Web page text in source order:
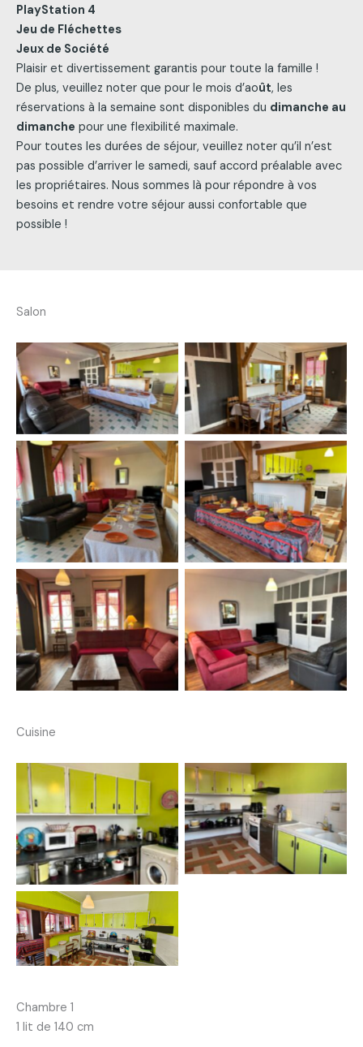
PlayStation 4
Jeu de Fléchettes
Jeux de Société
Plaisir et divertissement garantis pour toute la famille !
De plus, veuillez noter que pour le mois d’août, les
réservations à la semaine sont disponibles du dimanche au
dimanche pour une flexibilité maximale.
Pour toutes les durées de séjour, veuillez noter qu’il n’est
pas possible d’arriver le samedi, sauf accord préalable avec
les propriétaires. Nous sommes là pour répondre à vos
besoins et rendre votre séjour aussi confortable que
possible !
Salon
Cuisine
Chambre 1
1 lit de 140 cm